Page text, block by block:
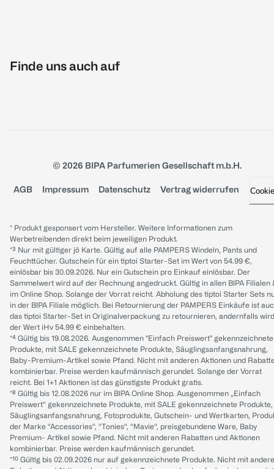
Finde uns auch auf
© 2026 BIPA Parfumerien Gesellschaft m.b.H.
AGB Impressum Datenschutz Vertrag widerrufen
* Produkt gesponsert vom Hersteller. Weitere Informationen zum
Werbetreibenden direkt beim jeweiligen Produkt.
*³ Nur mit gültiger jö Karte. Gültig auf alle PAMPERS Windeln, Pants und
Feuchttücher. Gutschein für ein tiptoi Starter-Set im Wert von 54.99 €,
einlösbar bis 30.09.2026. Nur ein Gutschein pro Einkauf einlösbar. Der
Sammelwert wird auf der Rechnung angedruckt. Gültig in allen BIPA Filialen
im Online Shop. Solange der Vorrat reicht. Abholung des tiptoi Starter Sets
in der BIPA Filiale möglich. Bei Retournierung der PAMPERS Einkäufe ist
das tiptoi Starter-Set in Originalverpackung zu retournieren, andernfalls wird
der Wert iHv 54.99 € einbehalten.
*⁴ Gültig bis 19.08.2026. Ausgenommen "Einfach Preiswert" gekennzeichnete
Produkte, mit SALE gekennzeichnete Produkte, Säuglingsanfangsnahrung,
Baby-Premium-Artikel sowie Pfand. Nicht mit anderen Aktionen und
kombinierbar. Preise werden kaufmännisch gerundet. Solange der Vorrat
reicht. Bei 1+1 Aktionen ist das günstigste Produkt gratis.
*⁸ Gültig bis 12.08.2026 nur im BIPA Online Shop. Ausgenommen „Einfach
Preiswert“ gekennzeichnete Produkte, mit SALE gekennzeichnete Produkte,
Säuglingsanfangsnahrung, Fotoprodukte, Gutschein- und Wertkarten,
der Marke “Accessories“, “Tonies“, “Mavie“, preisgebundene Ware, Baby
Premium- Artikel sowie Pfand. Nicht mit anderen Rabatten und Aktionen
kombinierbar. Preise werden kaufmännisch gerundet.
*¹⁰ Gültig bis 02.09.2026 nur auf gekennzeichnete Produkte. Nicht mit